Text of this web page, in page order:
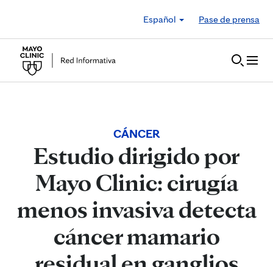
Español
Pase de prensa
CÁNCER
Estudio dirigido por
Mayo Clinic: cirugía
menos invasiva detecta
cáncer mamario